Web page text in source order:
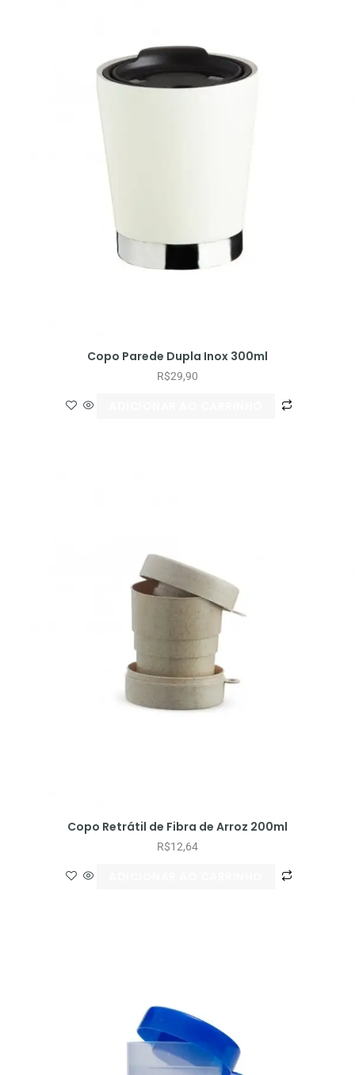
Copo Parede Dupla Inox 300ml
R$29,90
Copo Retrátil de Fibra de Arroz 200ml
R$12,64